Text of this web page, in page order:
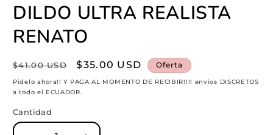
multimedia
1
en
una
ventana
DILDO ULTRA REALISTA
RENATO
Precio
habitual
$41.00 USD
Precio
de
oferta
$35.00 USD Oferta
Pidelo ahora!! Y PAGA AL MOMENTO DE RECIBIR!!!! envios DISCRETOS
a todo el ECUADOR.
Cantidad